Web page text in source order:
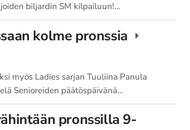
biljardin SM kilpailuun!…
kolme pronssia
myös Ladies sarjan Tuuliina Panula
Senioreiden päätöspäivänä…
pronssilla 9-